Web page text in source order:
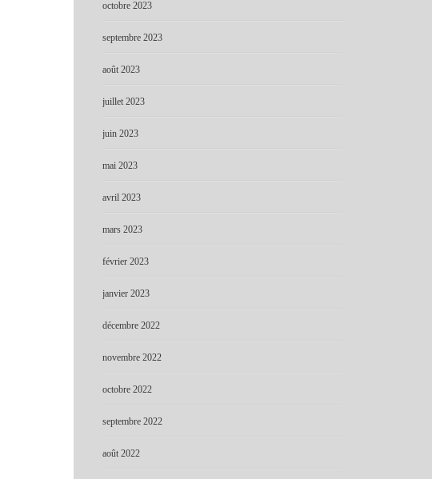
octobre 2023
septembre 2023
août 2023
juillet 2023
juin 2023
mai 2023
avril 2023
mars 2023
février 2023
janvier 2023
décembre 2022
novembre 2022
octobre 2022
septembre 2022
août 2022